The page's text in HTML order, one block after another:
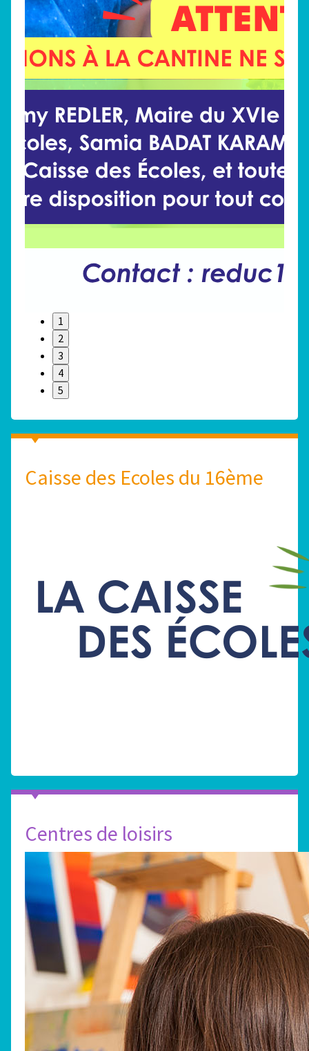
1
2
3
4
5
Caisse des Ecoles du 16ème
Centres de loisirs